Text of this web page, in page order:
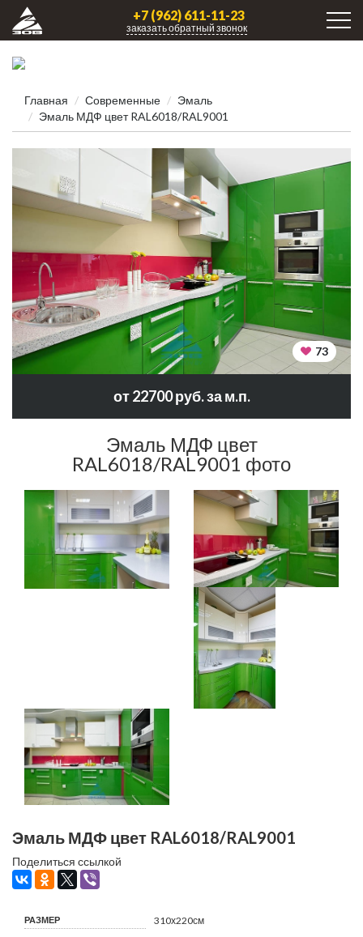
+7 (962) 611-11-23
заказать обратный звонок
Главная Современные
Эмаль
Эмаль МДФ цвет RAL6018/RAL9001
73
от 22700 руб. за м.п.
Эмаль МДФ цвет
RAL6018/RAL9001 фото
Эмаль МДФ цвет RAL6018/RAL9001
Поделиться ссылкой
РАЗМЕР 310х220см